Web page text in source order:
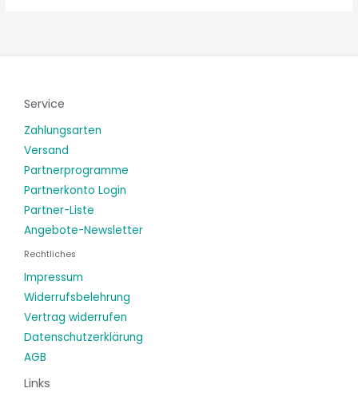
Service
Zahlungsarten
Versand
Partnerprogramme
Partnerkonto Login
Partner-Liste
Angebote-Newsletter
Rechtliches
Impressum
Widerrufsbelehrung
Vertrag widerrufen
Datenschutzerklärung
AGB
Links